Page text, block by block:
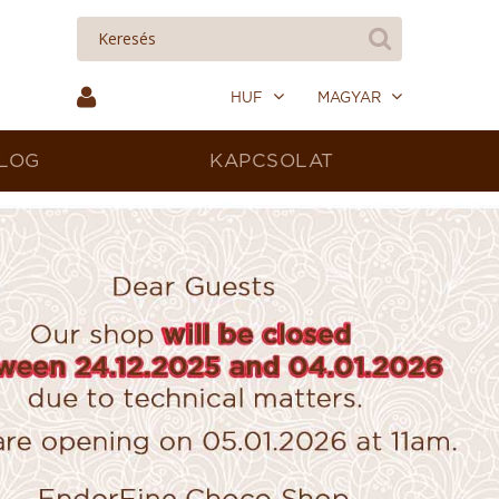
MAGYAR
HUF
KAPCSOLAT